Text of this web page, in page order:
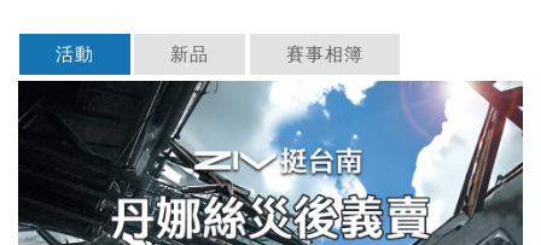
活動 新品 賽事相簿